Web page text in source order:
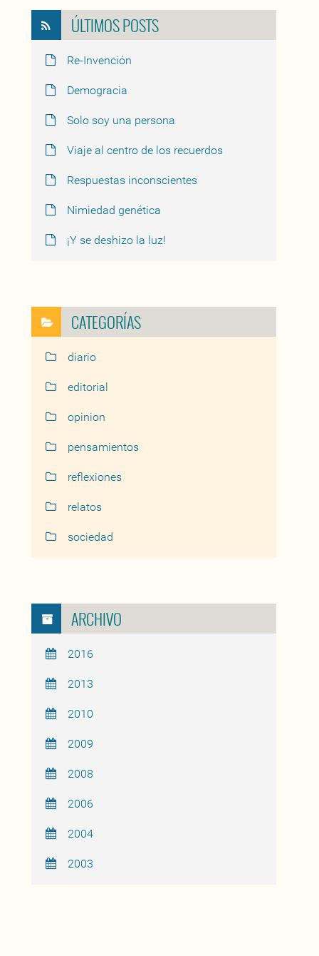
ÚLTIMOS POSTS
Re-Invención
Demogracia
Solo soy una persona
Viaje al centro de los recuerdos
Respuestas inconscientes
Nimiedad genética
¡Y se deshizo la luz!
CATEGORÍAS
diario
editorial
opinion
pensamientos
reflexiones
relatos
sociedad
ARCHIVO
2016
2013
2010
2009
2008
2006
2004
2003